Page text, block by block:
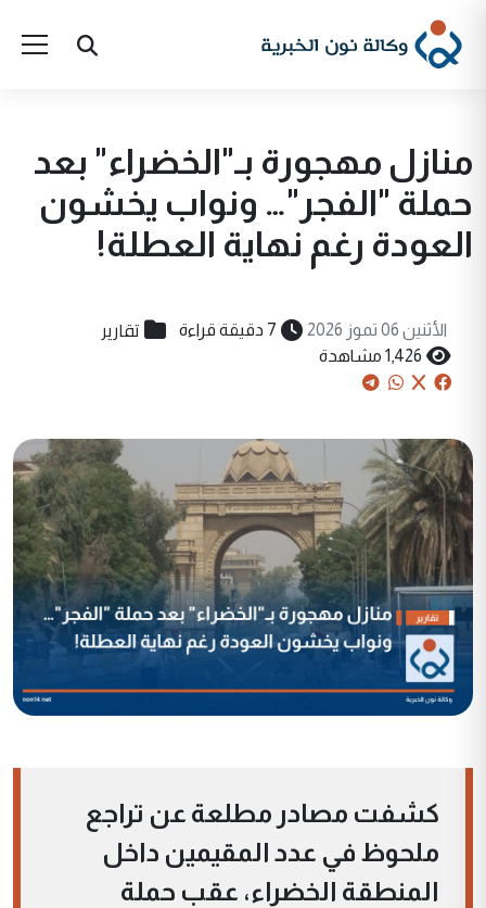
منازل مهجورة بـ"الخضراء" بعد
حملة "الفجر"… ونواب يخشون
العودة رغم نهاية العطلة!
الأثنين 06 تموز 2026 7 دقيقة قراءة تقارير
1,426 مشاهدة
كشفت مصادر مطلعة عن تراجع
ملحوظ في عدد المقيمين داخل
المنطقة الخضراء، عقب حملة